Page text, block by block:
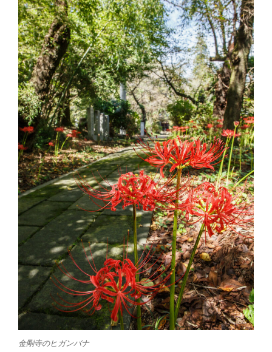
金剛寺のヒガンバナ